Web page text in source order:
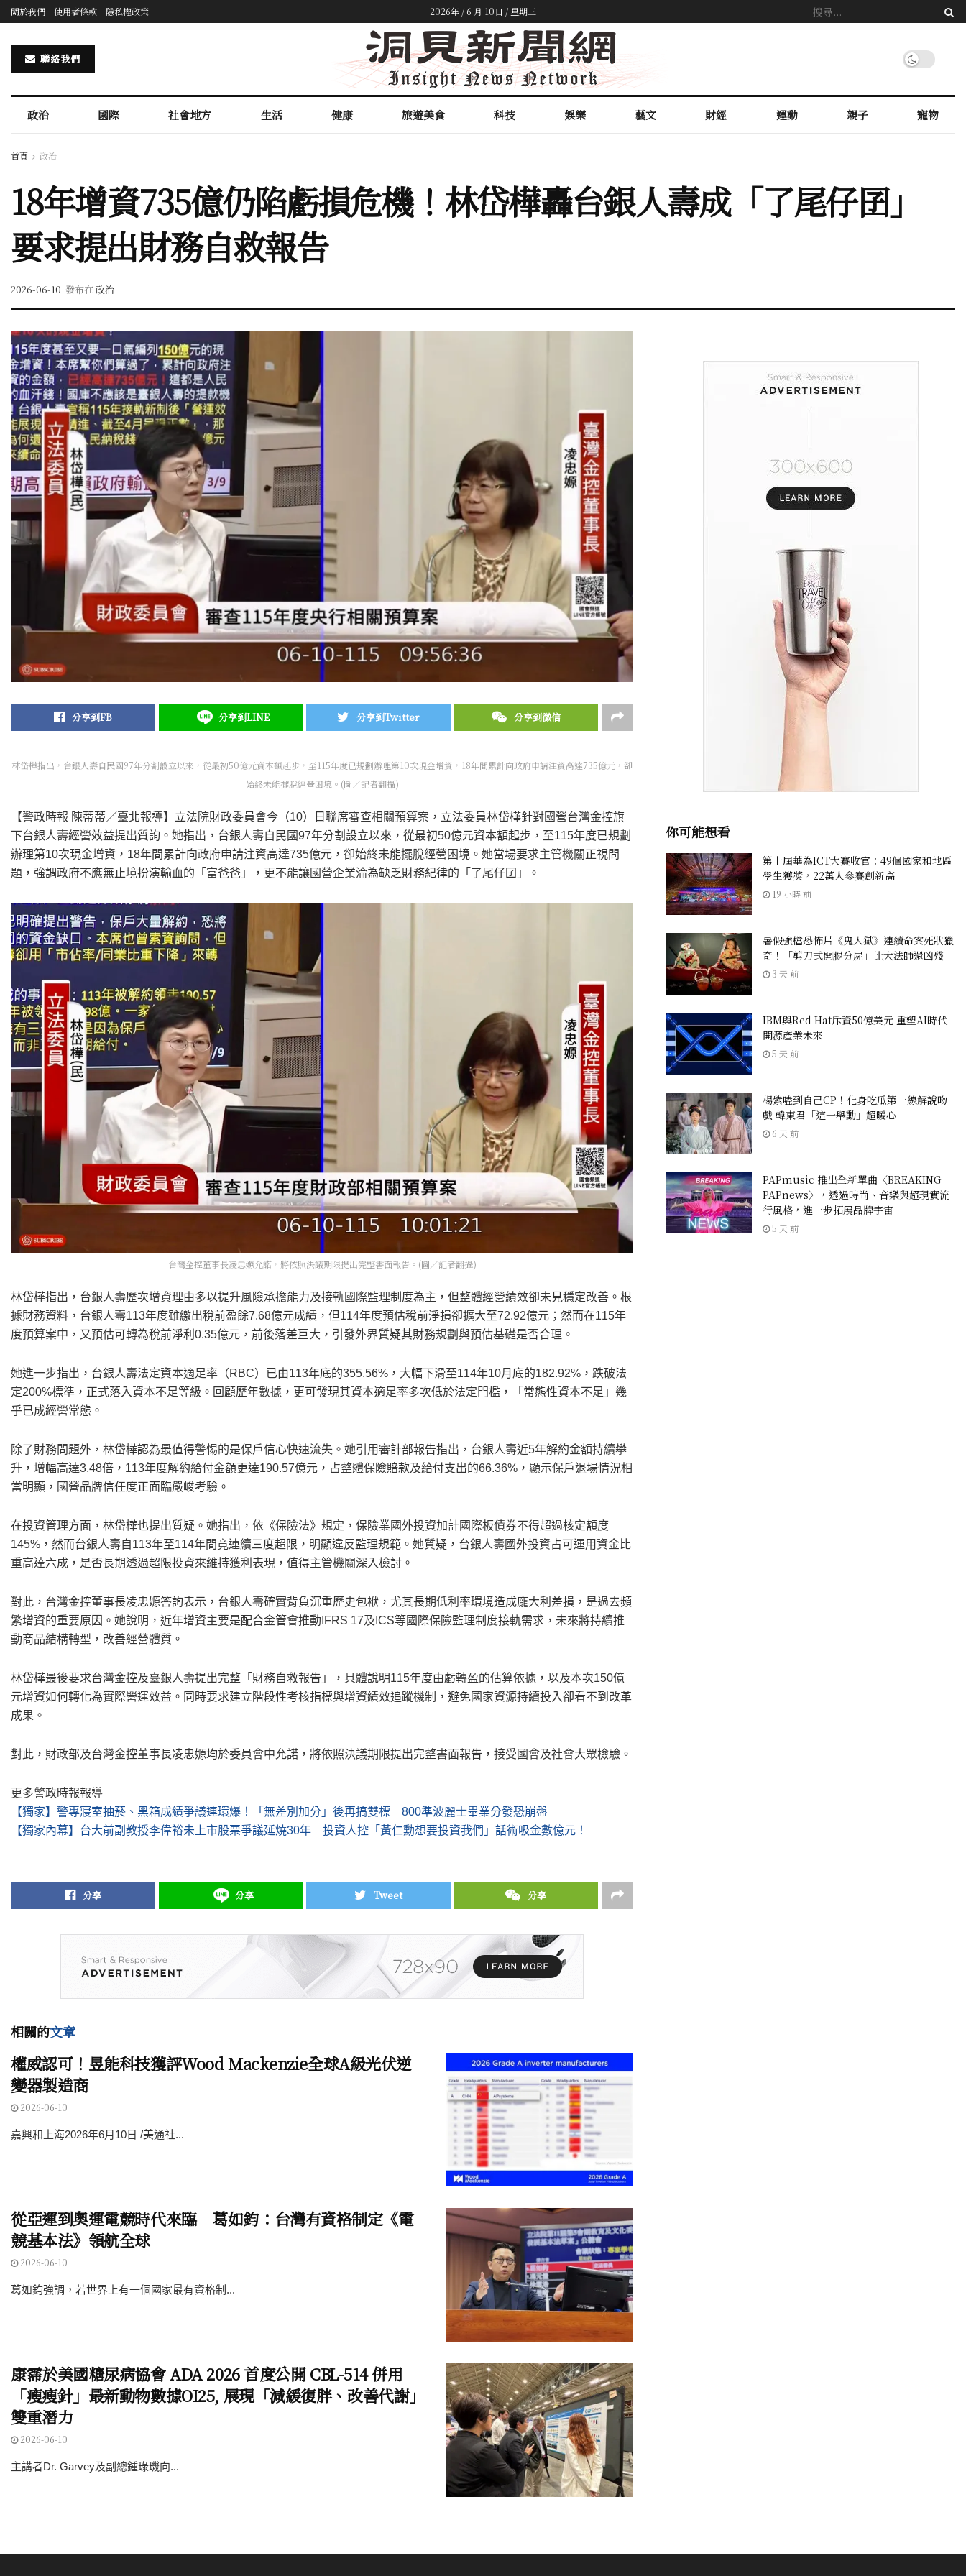
關於我們 使用者條款 隱私權政策 2026年 / 6 月 10日 / 星期三
聯絡我們
政治 國際 社會地方 生活 健康 旅遊美食 科技 娛樂 藝文 財經 運動 親子 寵物
首頁 政治
18年增資735億仍陷虧損危機！林岱樺轟台銀人壽成「了尾仔囝」
要求提出財務自救報告
2026-06-10 發布在政治
分享到FB 分享到LINE 分享到Twitter 分享到微信
林岱樺指出，台銀人壽自民國97年分割設立以來，從最初50億元資本額起步，至115年度已規劃辦理第10次現金增資，18年間累計向政府申請注資高達735億元，卻
始終未能擺脫經營困境。(圖／記者翻攝)
【警政時報 陳蒂蒂／臺北報導】立法院財政委員會今（10）日聯席審查相關預算案，立法委員林岱樺針對國營台灣金控旗
下台銀人壽經營效益提出質詢。她指出，台銀人壽自民國97年分割設立以來，從最初50億元資本額起步，至115年度已規劃
辦理第10次現金增資，18年間累計向政府申請注資高達735億元，卻始終未能擺脫經營困境。她當場要求主管機關正視問
題，強調政府不應無止境扮演輸血的「富爸爸」，更不能讓國營企業淪為缺乏財務紀律的「了尾仔囝」。
台灣金控董事長凌忠嫄允諾，將依照決議期限提出完整書面報告。(圖／記者翻攝)
林岱樺指出，台銀人壽歷次增資理由多以提升風險承擔能力及接軌國際監理制度為主，但整體經營績效卻未見穩定改善。根
據財務資料，台銀人壽113年度雖繳出稅前盈餘7.68億元成績，但114年度預估稅前淨損卻擴大至72.92億元；然而在115年
度預算案中，又預估可轉為稅前淨利0.35億元，前後落差巨大，引發外界質疑其財務規劃與預估基礎是否合理。
她進一步指出，台銀人壽法定資本適足率（RBC）已由113年底的355.56%，大幅下滑至114年10月底的182.92%，跌破法
定200%標準，正式落入資本不足等級。回顧歷年數據，更可發現其資本適足率多次低於法定門檻，「常態性資本不足」幾
乎已成經營常態。
除了財務問題外，林岱樺認為最值得警惕的是保戶信心快速流失。她引用審計部報告指出，台銀人壽近5年解約金額持續攀
升，增幅高達3.48倍，113年度解約給付金額更達190.57億元，占整體保險賠款及給付支出的66.36%，顯示保戶退場情況相
當明顯，國營品牌信任度正面臨嚴峻考驗。
在投資管理方面，林岱樺也提出質疑。她指出，依《保險法》規定，保險業國外投資加計國際板債券不得超過核定額度
145%，然而台銀人壽自113年至114年間竟連續三度超限，明顯違反監理規範。她質疑，台銀人壽國外投資占可運用資金比
重高達六成，是否長期透過超限投資來維持獲利表現，值得主管機關深入檢討。
對此，台灣金控董事長凌忠嫄答詢表示，台銀人壽確實背負沉重歷史包袱，尤其長期低利率環境造成龐大利差損，是過去頻
繁增資的重要原因。她說明，近年增資主要是配合金管會推動IFRS 17及ICS等國際保險監理制度接軌需求，未來將持續推
動商品結構轉型，改善經營體質。
林岱樺最後要求台灣金控及臺銀人壽提出完整「財務自救報告」，具體說明115年度由虧轉盈的估算依據，以及本次150億
元增資如何轉化為實際營運效益。同時要求建立階段性考核指標與增資績效追蹤機制，避免國家資源持續投入卻看不到改革
成果。
對此，財政部及台灣金控董事長凌忠嫄均於委員會中允諾，將依照決議期限提出完整書面報告，接受國會及社會大眾檢驗。
更多警政時報報導
【獨家】警專寢室抽菸、黑箱成績爭議連環爆！「無差別加分」後再搞雙標 800準波麗士畢業分發恐崩盤
【獨家內幕】台大前副教授李偉裕未上市股票爭議延燒30年 投資人控「黃仁勳想要投資我們」話術吸金數億元！
分享 分享 Tweet 分享
相關的文章
權威認可！昱能科技獲評Wood Mackenzie全球A級光伏逆
變器製造商
2026-06-10
嘉興和上海2026年6月10日 /美通社...
從亞運到奧運電競時代來臨 葛如鈞：台灣有資格制定《電
競基本法》領航全球
2026-06-10
葛如鈞強調，若世界上有一個國家最有資格制...
康霈於美國糖尿病協會 ADA 2026 首度公開 CBL-514 併用
「瘦瘦針」最新動物數據OI25, 展現「減緩復胖、改善代謝」
雙重潛力
2026-06-10
主講者Dr. Garvey及副總鍾琭璣向...
你可能想看
第十屆華為ICT大賽收官：49個國家和地區
學生獲獎，22萬人參賽創新高
19 小時 前
暑假強檔恐怖片《鬼入獄》連續命案死狀獵
奇！「剪刀式開腿分屍」比大法師還凶殘
3 天 前
IBM與Red Hat斥資50億美元 重塑AI時代
開源產業未來
5 天 前
楊紫嗑到自己CP！化身吃瓜第一線解說吻
戲 韓東君「這一舉動」超暖心
6 天 前
PAPmusic 推出全新單曲〈BREAKING
PAPnews〉，透過時尚、音樂與超現實流
行風格，進一步拓展品牌宇宙
5 天 前